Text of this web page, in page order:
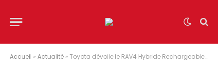
Accueil » Actualité » Toyota dévoile le RAV4 Hybride Rechargeable puissant de 300 ch!